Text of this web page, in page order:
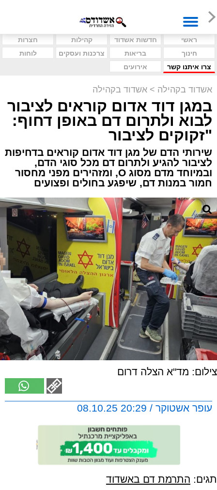
ראשי חדשות אשדוד קהילות
חצרות
חינוך
בריאות צרכנות ועסקים
לוחות
צרו איתנו קשר
אירועים
אשדוד בקהילה > אשדוד בקהילה
במגן דוד אדום קוראים לציבור
לבוא ולתרום דם באופן דחוף:
"זקוקים לציבור
שירותי הדם של מגן דוד אדום קוראים בדחיפות
לציבור להגיע ולתרום דם מכל סוגי הדם,
ובמיוחד מדם מסוג O, ומזהירים מפני מחסור
חמור במנות דם, שיפגע בחולים ופצועים
צילום: מד"א הצלה דרום
עופר אשטוקר / 20:29 08.10.25
תגים: התרמת דם באשדוד